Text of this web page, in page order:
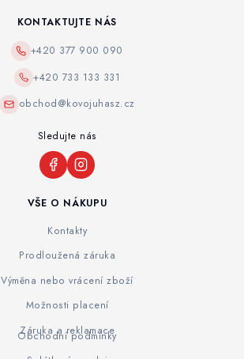
VŠE O NÁKUPU
Kontakty
Prodloužená záruka
Výměna nebo vrácení zboží
Možnosti placení
Záruka a reklamace
Obchodní podmínky
KONTAKTUJTE NÁS
+420 377 900 090
+420 733 133 331
obchod@kovojuhasz.cz
Sledujte nás